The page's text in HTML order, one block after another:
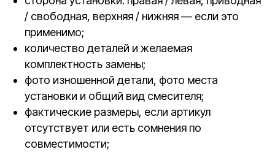
/ свободная, верхняя / нижняя — если это
применимо;
количество деталей и желаемая
комплектность замены;
фото изношенной детали, фото места
установки и общий вид смесителя;
фактические размеры, если артикул
отсутствует или есть сомнения по
совместимости;